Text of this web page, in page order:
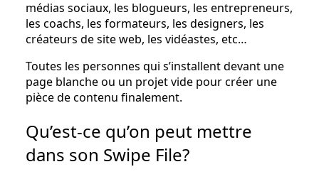
médias sociaux, les blogueurs, les entrepreneurs,
les coachs, les formateurs, les designers, les
créateurs de site web, les vidéastes, etc…
Toutes les personnes qui s’installent devant une
page blanche ou un projet vide pour créer une
pièce de contenu finalement.
Qu’est-ce qu’on peut mettre
dans son Swipe File?